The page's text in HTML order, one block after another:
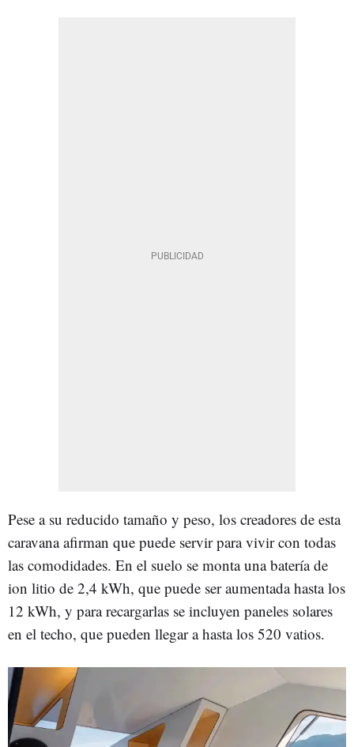
Pese a su reducido tamaño y peso, los creadores de esta
caravana afirman que puede servir para vivir con todas
las comodidades. En el suelo se monta una batería de
ion litio de 2,4 kWh, que puede ser aumentada hasta los
12 kWh, y para recargarlas se incluyen paneles solares
en el techo, que pueden llegar a hasta los 520 vatios.